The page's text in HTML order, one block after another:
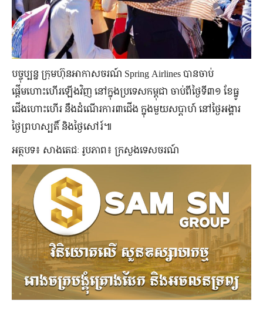
បច្ចុប្បន្ន ក្រុមហ៊ុនអាកាសចរណ៍ Spring Airlines បានចាប់
ផ្តើមហោះហើរឡើងវិញ នៅក្នុងប្រទេសកម្ពុជា ចាប់ពីថ្ងៃទី៣១ ខែធ្នូ
ជើងហោះហើរ នឹងដំណើរការ៣ជើង ក្នុងមួយសប្តាហ៍ នៅថ្ងៃអង្គារ
ថ្ងៃព្រហស្បតិ៍ និងថ្ងៃសៅរ៍៕
អត្ថបទ៖ សាងតេជៈ រូបភាព៖ ក្រសួងទេសចរណ៍